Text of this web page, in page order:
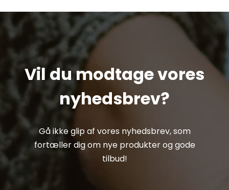
Vil du modtage vores
nyhedsbrev?
Gå ikke glip af vores nyhedsbrev, som
fortæller dig om nye produkter og gode
tilbud!